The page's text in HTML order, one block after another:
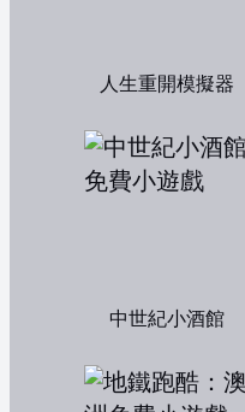
人生重開模擬器
中世紀小酒館